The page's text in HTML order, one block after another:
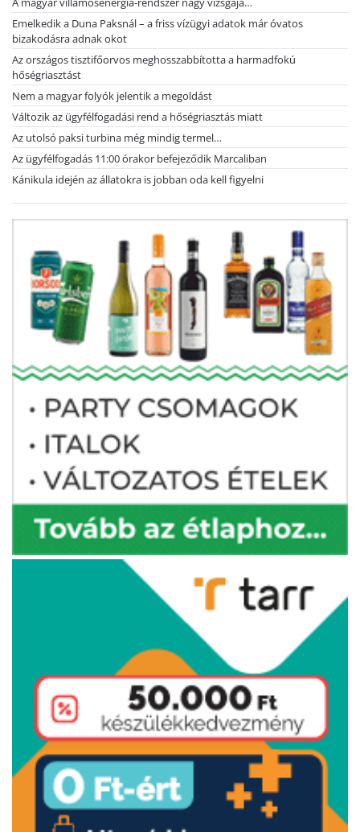
Emelkedik a Duna Paksnál – a friss vízügyi adatok már óvatos
bizakodásra adnak okot
Az országos tisztifőorvos meghosszabbította a harmadfokú
hőségriasztást
Nem a magyar folyók jelentik a megoldást
Változik az ügyfélfogadási rend a hőségriasztás miatt
Az utolsó paksi turbina még mindig termel…
Az ügyfélfogadás 11:00 órakor befejeződik Marcaliban
Kánikula idején az állatokra is jobban oda kell figyelni